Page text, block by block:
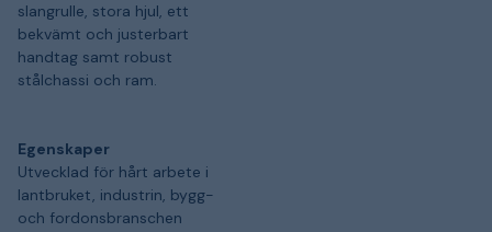
slangrulle, stora hjul, ett
bekvämt och justerbart
handtag samt robust
stålchassi och ram.
Egenskaper
Utvecklad för hårt arbete i
lantbruket, industrin, bygg-
och fordonsbranschen